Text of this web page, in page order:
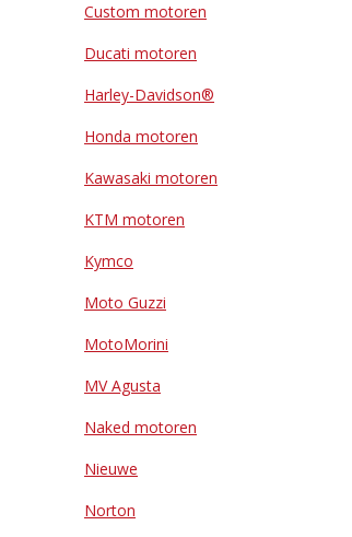
Custom motoren
Ducati motoren
Harley-Davidson®
Honda motoren
Kawasaki motoren
KTM motoren
Kymco
Moto Guzzi
MotoMorini
MV Agusta
Naked motoren
Nieuwe
Norton